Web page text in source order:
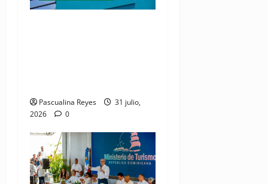
Pascualina Reyes
31 julio,
2026
0